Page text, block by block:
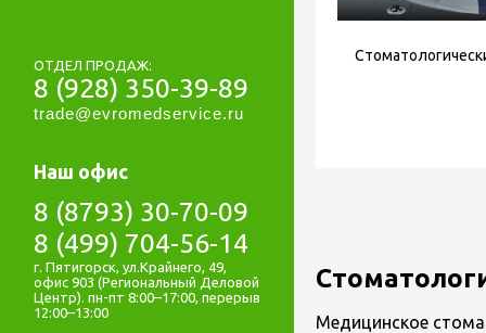
ОТДЕЛ ПРОДАЖ:
8 (928) 350-39-89
trade@evromedservice.ru
Наш офис
8 (8793) 30-70-09
8 (499) 704-56-14
г. Пятигорск, ул.Крайнего, 49,
офис 903 (Региональный Деловой
Центр). пн-пт 8:00–17:00, перерыв
12:00–13:00
Медицинское